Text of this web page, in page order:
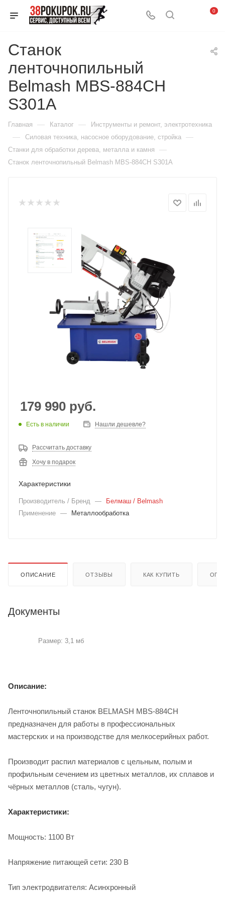
0
Станок
ленточнопильный
Belmash MBS-884CH
S301A
Главная — Каталог — Инструменты и ремонт, электротехника
— Силовая техника, насосное оборудование, стройка —
Станки для обработки дерева, металла и камня —
Станок ленточнопильный Belmash MBS-884CH S301A
179 990 руб.
Есть в наличии Нашли дешевле?
Рассчитать доставку
Хочу в подарок
Характеристики
Производитель / Бренд —
Белмаш / Belmash
Применение — Металлообработка
ОПИСАНИЕ ОТЗЫВЫ КАК КУПИТЬ
Документы
Размер: 3,1 мб
Описание:
Ленточнопильный станок BELMASH MBS-884CH
предназначен для работы в профессиональных
мастерских и на производстве для мелкосерийных работ.
Производит распил материалов с цельным, полым и
профильным сечением из цветных металлов, их сплавов и
чёрных металлов (сталь, чугун).
Характеристики:
Мощность: 1100 Вт
Напряжение питающей сети: 230 В
Тип электродвигателя: Асинхронный